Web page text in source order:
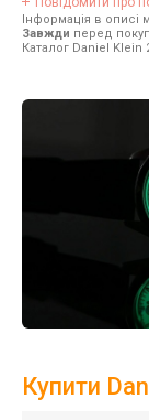
Інформація в описі
Завжди перед
Каталог Daniel Klein
Купити